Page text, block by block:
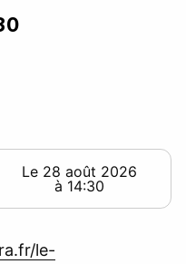
Le 28 août 2026
à 14:30
le-